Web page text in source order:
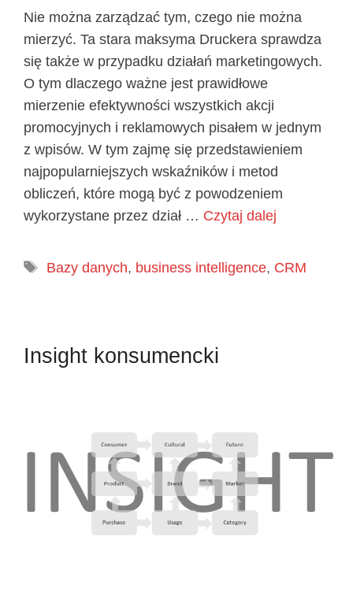
Nie można zarządzać tym, czego nie można
mierzyć. Ta stara maksyma Druckera sprawdza
się także w przypadku działań marketingowych.
O tym dlaczego ważne jest prawidłowe
mierzenie efektywności wszystkich akcji
promocyjnych i reklamowych pisałem w jednym
z wpisów. W tym zajmę się przedstawieniem
najpopularniejszych wskaźników i metod
obliczeń, które mogą być z powodzeniem
wykorzystane przez dział … Czytaj dalej
Tagi
Bazy danych, business intelligence, CRM
Insight konsumencki